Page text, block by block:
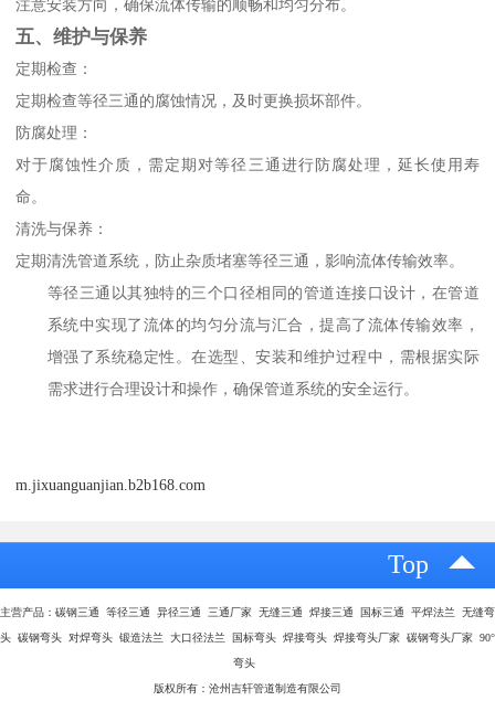
注意安装方向，确保流体传输的顺畅和均匀分布。
五、维护与保养
定期检查：
定期检查等径三通的腐蚀情况，及时更换损坏部件。
防腐处理：
对于腐蚀性介质，需定期对等径三通进行防腐处理，延长使用寿
命。
清洗与保养：
定期清洗管道系统，防止杂质堵塞等径三通，影响流体传输效率。
等径三通以其独特的三个口径相同的管道连接口设计，在管道
系统中实现了流体的均匀分流与汇合，提高了流体传输效率，
增强了系统稳定性。在选型、安装和维护过程中，需根据实际
需求进行合理设计和操作，确保管道系统的安全运行。
m.jixuanguanjian.b2b168.com
Top
主营产品：碳钢三通 等径三通 异径三通 三通厂家 无缝三通 焊接三通 国标三通 平焊法兰 无缝弯
头 碳钢弯头 对焊弯头 锻造法兰 大口径法兰 国标弯头 焊接弯头 焊接弯头厂家 碳钢弯头厂家 90°
弯头
版权所有：沧州吉轩管道制造有限公司